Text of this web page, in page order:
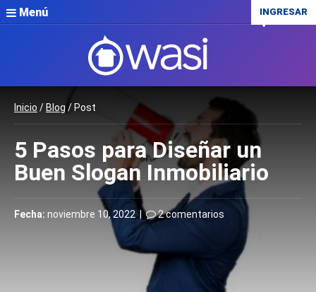
Menú INGRESAR
Inicio / Blog / Post
5 Pasos para Diseñar un
Buen Slogan Inmobiliario
Fecha: noviembre 10, 2022 | 2 comentarios